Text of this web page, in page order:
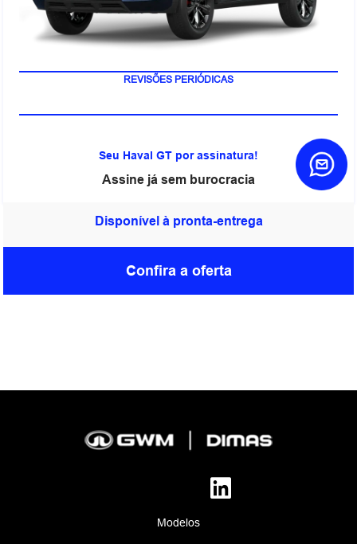
REVISÕES PERIÓDICAS
Seu Haval GT por assinatura!
Assine já sem burocracia
Disponível à pronta-entrega
Confira a oferta
Modelos